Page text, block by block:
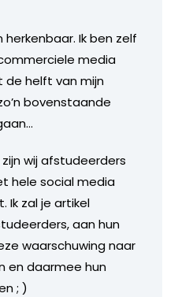
Ik ben zelf
media
de helft van mijn
bovenstaande
wij afstudeerders
hele social media
Ik zal je artikel
aan hun
waarschuwing naar
en daarmee hun
; )